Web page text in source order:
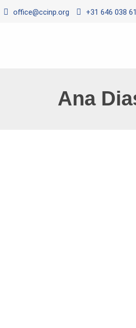
office@ccinp.org +31 646 038
Ana